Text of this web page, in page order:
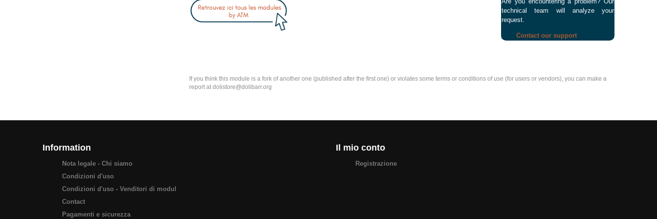
technical team will analyze your
request.
Contact our support
If you think this module is a fork of another one (published after the first one) or violates some terms or conditions of use (for users or vendors), you can make a
report at dolistore@dolibarr.org
Information
Nota legale - Chi siamo
Condizioni d'uso
Condizioni d'uso - Venditori di modul
Contact
Pagamenti e sicurezza
Il mio conto
Registrazione